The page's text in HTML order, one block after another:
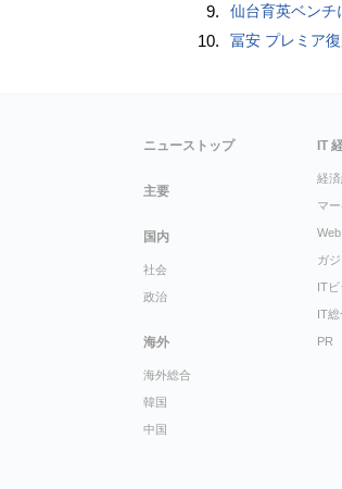
9. 仙台育英ベンチ
10. 冨安 プレミア
ニューストップ
主要
国内
社会
政治
海外
海外総合
韓国
中国
IT
経
マ
Web
ガ
ITビ
IT総
PR